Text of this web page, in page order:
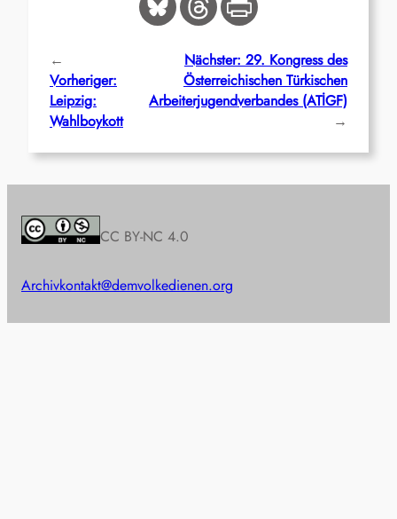
←
Vorheriger:
Leipzig:
Wahlboykott
Nächster: 29. Kongress des
Österreichischen Türkischen
Arbeiterjugendverbandes (ATİGF)
→
CC BY-NC 4.0
Archivkontakt@demvolkedienen.org